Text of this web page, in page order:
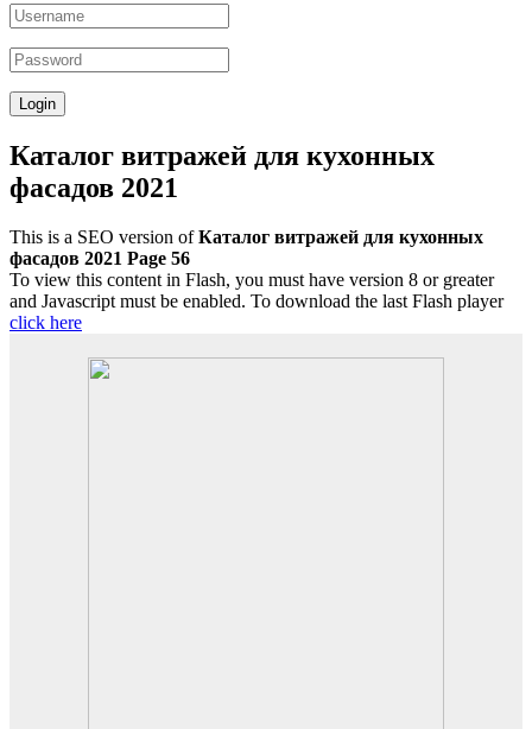
Каталог витражей для кухонных
фасадов 2021
This is a SEO version ofКаталог витражей для кухонных
фасадов 2021 Page 56
To view this content in Flash, you must have version 8 or greater
and Javascript must be enabled. To download the last Flash player
click here